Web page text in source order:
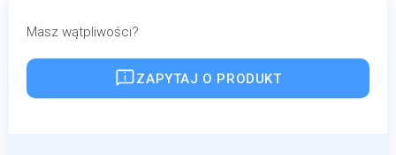
Masz wątpliwości?
ZAPYTAJ O PRODUKT